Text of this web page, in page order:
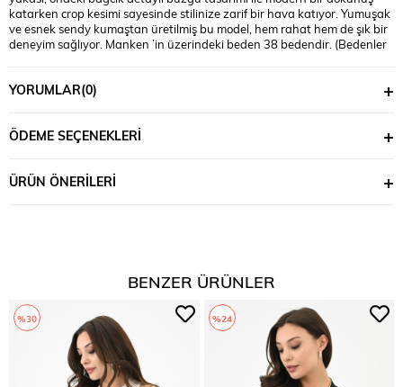
katarken crop kesimi sayesinde stilinize zarif bir hava katıyor. Yumuşak
ve esnek sendy kumaştan üretilmiş bu model, hem rahat hem de şık bir
deneyim sağlıyor. Manken ’in üzerindeki beden 38 bedendir. (Bedenler
50 cm’dir. Göğüs : 84 cm’dir.
YORUMLAR(0)
ÖDEME SEÇENEKLERI
ÜRÜN ÖNERILERI
BENZER ÜRÜNLER
%30 %24